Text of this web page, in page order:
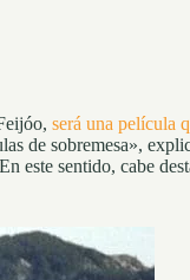
será una película
de sobremesa»,
este sentido, cabe